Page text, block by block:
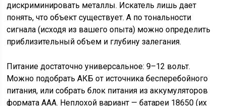
дискриминировать металлы. Искатель лишь дает
понять, что объект существует. А по тональности
сигнала (исходя из вашего опыта) можно определить
приблизительный объем и глубину залегания.
Питание достаточно универсальное: 9–12 вольт.
Можно подобрать АКБ от источника бесперебойного
питания, или собрать блок питания из аккумуляторов
формата ААА. Неплохой вариант — батареи 18650 (их